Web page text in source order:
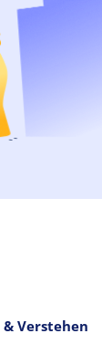
Verstehen